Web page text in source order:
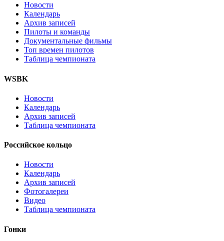
Новости
Календарь
Архив записей
Пилоты и команды
Документальные фильмы
Топ времен пилотов
Таблица чемпионата
WSBK
Новости
Календарь
Архив записей
Таблица чемпионата
Российское кольцо
Новости
Календарь
Архив записей
Фотогалереи
Видео
Таблица чемпионата
Гонки